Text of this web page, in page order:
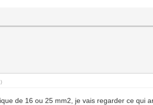
.)
de 16 ou 25 mm2, je vais regarder ce qui